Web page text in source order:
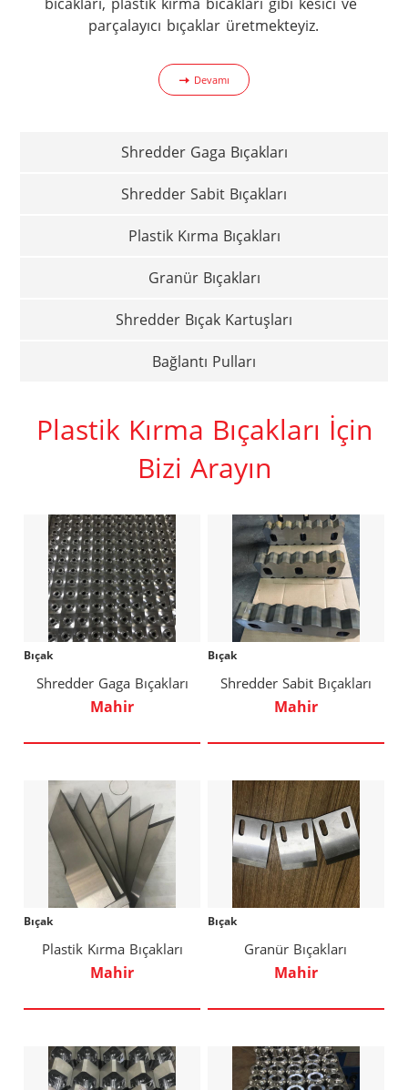
parçalayıcı bıçaklar üretmekteyiz.
Devamı
Shredder Gaga Bıçakları
Shredder Sabit Bıçakları
Plastik Kırma Bıçakları
Granür Bıçakları
Shredder Bıçak Kartuşları
Bağlantı Pulları
Plastik Kırma Bıçakları İçin
Bizi Arayın
Bıçak
Shredder Gaga Bıçakları
Mahir
Bıçak
Shredder Sabit Bıçakları
Mahir
Bıçak
Plastik Kırma Bıçakları
Mahir
Bıçak
Granür Bıçakları
Mahir